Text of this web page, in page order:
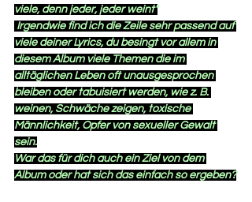
viele, denn jeder, jeder weint"
viele deiner Lyrics, du besingt vor allem in
diesem Album viele Themen die im
alltäglichen Leben oft unausgesprochen
bleiben oder tabuisiert werden, wie z. B.
weinen, Schwäche zeigen, toxische
Männlichkeit, Opfer von sexueller Gewalt
sein.
War das für dich auch ein Ziel von dem
Album oder hat sich das einfach so ergeben?